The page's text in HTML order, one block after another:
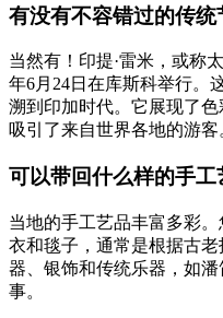
有没有不容错过的传统
当然有！印提·雷米，或称
年6月24日在库斯科举行。
溯到印加时代。它展现了
吸引了来自世界各地的游客
可以带回什么样的手工
当地的手工艺品丰富多彩
衣和毯子，通常是根据古
器、银饰和传统乐器，如
事。